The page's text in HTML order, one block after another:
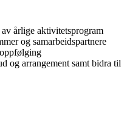
årlige aktivitetsprogram
og samarbeidspartnere
og arrangement samt bidra til